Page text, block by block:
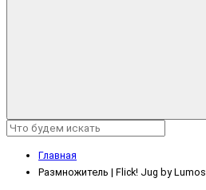
Главная
Размножитель | Flick! Jug by Lumos